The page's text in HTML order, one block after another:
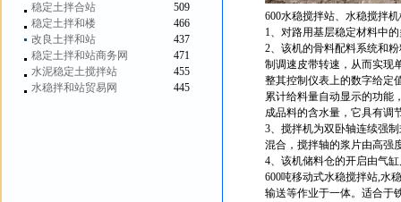
稳定土拌合站
509
稳定土拌和楼
466
改良土拌和站
437
稳定土拌和站商务网
471
水泥稳定土搅拌站
455
水稳拌和站贸易网
445
600水稳搅拌站、水稳搅拌
1、对路用基层稳定材料中
2、该机的骨料配料系统和
制调速皮带转速，从而实现
整其控制仪表上的数字给定
累计给料量自动显示的功能
成品料的含水量，它具有调
3、搅拌机为双卧轴连续强
混合，搅拌轴的浆片由高强
4、该机储料仓的开启由气
600吨移动式水稳搅拌站,水
输送等作业于一体。适合于